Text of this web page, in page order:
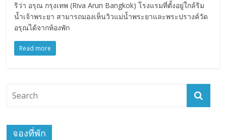
มากมาย
ริว่า อรุณ กรุงเทพ (Riva Arun Bangkok) โรงแรมที่ตั้งอยู่ใกล้ริม
น้ำเจ้าพระยา สามารถมองเห็นวิวแม่น้ำพระยาและพระปรางค์วัด
อรุณได้จากห้องพัก
Read more
จองที่พัก